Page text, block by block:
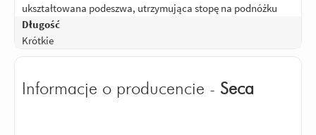
ukształtowana podeszwa, utrzymująca stopę na podnóżku
Długość
Krótkie
Informacje o producencie - Seca